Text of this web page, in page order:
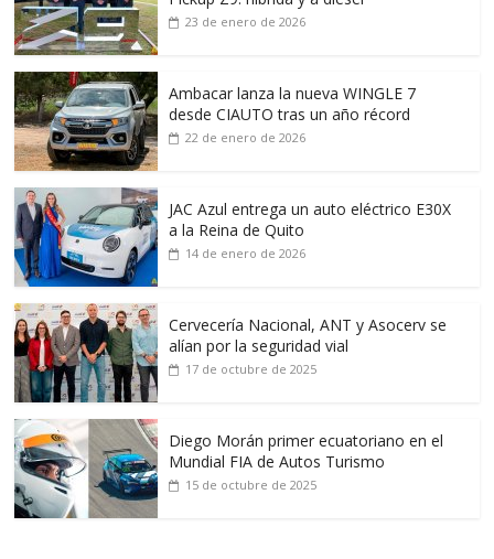
23 de enero de 2026
Ambacar lanza la nueva WINGLE 7
desde CIAUTO tras un año récord
22 de enero de 2026
JAC Azul entrega un auto eléctrico E30X
a la Reina de Quito
14 de enero de 2026
Cervecería Nacional, ANT y Asocerv se
alían por la seguridad vial
17 de octubre de 2025
Diego Morán primer ecuatoriano en el
Mundial FIA de Autos Turismo
15 de octubre de 2025